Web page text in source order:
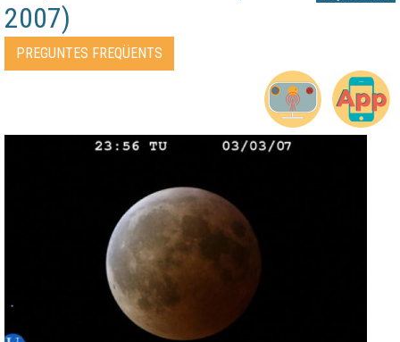
2007)
Accessos directes Fenomen
PREGUNTES FREQÜENTS